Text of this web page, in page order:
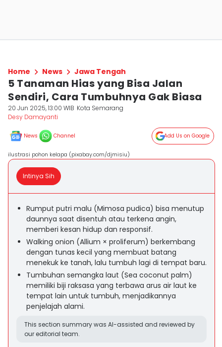
Home News Jawa Tengah
5 Tanaman Hias yang Bisa Jalan
Sendiri, Cara Tumbuhnya Gak Biasa
20 Jun 2025, 13:00 WIB Kota Semarang
Desy Damayanti
News Channel Add Us on Google
ilustrasi pohon kelapa (pixabay.com/djmisiu)
Intinya Sih
Rumput putri malu (Mimosa pudica) bisa menutup
daunnya saat disentuh atau terkena angin,
memberi kesan hidup dan responsif.
Walking onion (Allium × proliferum) berkembang
dengan tunas kecil yang membuat batang
menekuk ke tanah, lalu tumbuh lagi di tempat baru.
Tumbuhan semangka laut (Sea coconut palm)
memiliki biji raksasa yang terbawa arus air laut ke
tempat lain untuk tumbuh, menjadikannya
penjelajah alami.
This section summary was AI-assisted and reviewed by
our editorial team.